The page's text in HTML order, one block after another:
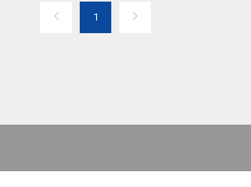
1